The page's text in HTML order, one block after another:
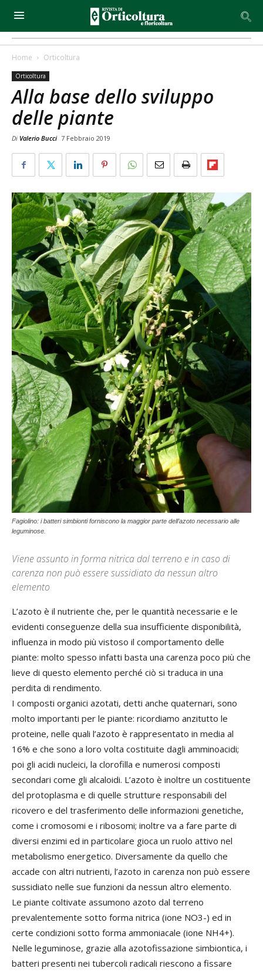
Home Orticoltura
Orticoltura
Alla base dello sviluppo
delle piante
Di Valerio Bucci 7 Febbraio 2019
Fagiolino: i batteri simbionti forniscono la maggior parte dell’azoto necessario alle
leguminose.
Viene assunto in forma nitrica dal terreno e in caso di
carenza non può essere sussidiato da nessun altro
elemento
L’azoto è il nutriente che, per le quantità necessarie e le
evidenti conseguenze della sua insufficiente disponibilità,
influenza in modo più vistoso il comportamento delle
piante: molto spesso infatti basta una carenza poco più che
lieve di questo elemento perché ciò si traduca in una
perdita di rendimento.
I composti organici azotati, detti anche quaternari, sono
molto importanti per le piante: ricordiamo anzitutto le
proteine, nelle quali l’azoto è rappresentato in media al
16% e che sono a loro volta costituite dagli amminoacidi;
poi gli acidi nucleici, la clorofilla e numerosi composti
secondari come gli alcaloidi. L’azoto è inoltre un costituente
del protoplasma e di quelle strutture responsabili del
ricovero e del trasferimento delle informazioni genetiche,
come i cromosomi e i ribosomi; inoltre va a fare parte di
diversi enzimi ed in particolare gioca un ruolo attivo nel
metabolismo energetico. Diversamente da quello che
accade con altri nutrienti, l’azoto in carenza non può essere
sussidiato nelle sue funzioni da nessun altro elemento.
Le piante coltivate assumono azoto dal terreno
prevalentemente sotto forma nitrica (ione NO3-) ed in
certe condizioni sotto forma ammoniacale (ione NH4+).
Nelle leguminose, grazie alla azotofissazione simbiontica, i
batteri presenti nei tubercoli radicali riescono a fissare